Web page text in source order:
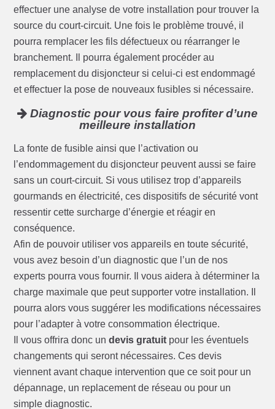
effectuer une analyse de votre installation pour trouver la
source du court-circuit. Une fois le problème trouvé, il
pourra remplacer les fils défectueux ou réarranger le
branchement. Il pourra également procéder au
remplacement du disjoncteur si celui-ci est endommagé
et effectuer la pose de nouveaux fusibles si nécessaire.
Diagnostic pour vous faire profiter d’une
meilleure installation
La fonte de fusible ainsi que l’activation ou
l’endommagement du disjoncteur peuvent aussi se faire
sans un court-circuit. Si vous utilisez trop d’appareils
gourmands en électricité, ces dispositifs de sécurité vont
ressentir cette surcharge d’énergie et réagir en
conséquence.
Afin de pouvoir utiliser vos appareils en toute sécurité,
vous avez besoin d’un diagnostic que l’un de nos
experts pourra vous fournir. Il vous aidera à déterminer la
charge maximale que peut supporter votre installation. Il
pourra alors vous suggérer les modifications nécessaires
pour l’adapter à votre consommation électrique.
Il vous offrira donc undevis gratuit pour les éventuels
changements qui seront nécessaires. Ces devis
viennent avant chaque intervention que ce soit pour un
dépannage, un replacement de réseau ou pour un
simple diagnostic.